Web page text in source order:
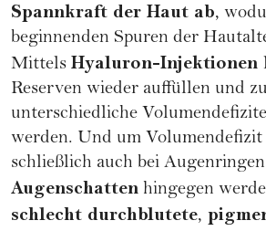
Spannkraft der Haut ab,
beginnenden Spuren der
Mittels Hyaluron-Injektionen
Reserven wieder auffüllen und
unterschiedliche
werden. Und um Volumendefizit
schließlich auch bei
Augenschatten hingegen
schlecht durchblutete,